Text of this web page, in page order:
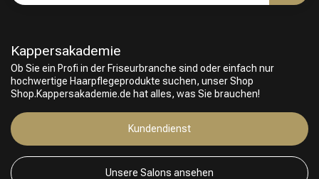
Friseurwahl
Kappersakademie
Ob Sie ein Profi in der Friseurbranche sind oder einfach nur
hochwertige Haarpflegeprodukte suchen, unser Shop
Shop.Kappersakademie.de hat alles, was Sie brauchen!
Kundendienst
Unsere Salons ansehen